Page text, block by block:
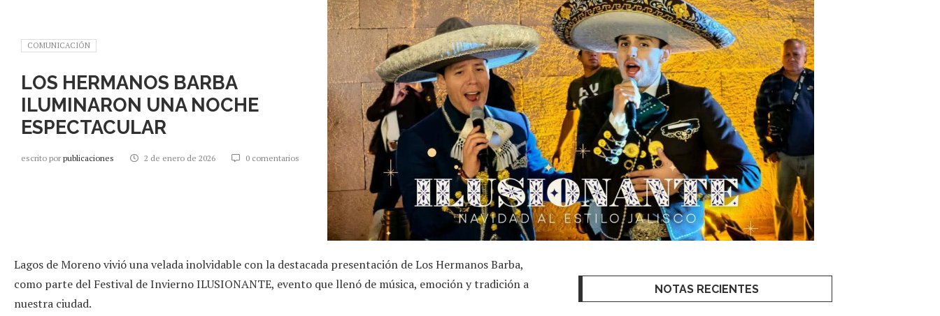
COMUNICACIÓN
LOS HERMANOS BARBA
ILUMINARON UNA NOCHE
ESPECTACULAR
escrito por publicaciones 2 de enero de 2026 0 comentarios
Lagos de Moreno vivió una velada inolvidable con la destacada presentación de Los Hermanos Barba,
como parte del Festival de Invierno ILUSIONANTE, evento que llenó de música, emoción y tradición a
nuestra ciudad.
NOTAS RECIENTES